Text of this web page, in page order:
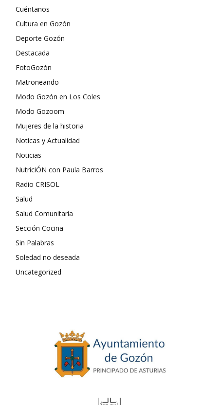
Cuéntanos
Cultura en Gozón
Deporte Gozón
Destacada
FotoGozón
Matroneando
Modo Gozón en Los Coles
Modo Gozoom
Mujeres de la historia
Noticas y Actualidad
Noticias
NutriciÓN con Paula Barros
Radio CRISOL
Salud
Salud Comunitaria
Sección Cocina
Sin Palabras
Soledad no deseada
Uncategorized